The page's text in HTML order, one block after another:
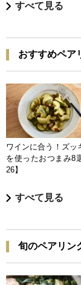
すべて見る
おすすめペア
ワインに合う！ズッ
を使ったおつまみ8
26】
すべて見る
旬のペアリン